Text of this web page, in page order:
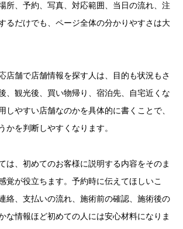
所、予約、写真、対応範囲、当日の流れ、注
るだけでも、ページ全体の分かりやすさは大
店舗で店舗情報を探す人は、目的も状況もさ
、観光後、買い物帰り、宿泊先、自宅近くな
しやすい店舗なのかを具体的に書くことで、
かを判断しやすくなります。
は、初めてのお客様に説明する内容をそのま
覚が役立ちます。予約時に伝えてほしいこ
絡、支払いの流れ、施術前の確認、施術後の
な情報ほど初めての人には安心材料になりま